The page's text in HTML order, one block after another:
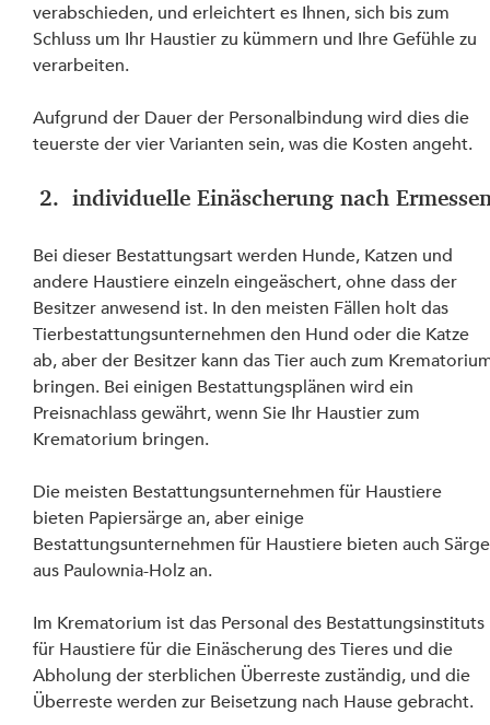
verabschieden, und erleichtert es Ihnen, sich bis zum
Schluss um Ihr Haustier zu kümmern und Ihre Gefühle zu
verarbeiten.
Aufgrund der Dauer der Personalbindung wird dies die
teuerste der vier Varianten sein, was die Kosten angeht.
2.  individuelle Einäscherung nach
Bei dieser Bestattungsart werden Hunde, Katzen und
andere Haustiere einzeln eingeäschert, ohne dass der
Besitzer anwesend ist. In den meisten Fällen holt das
Tierbestattungsunternehmen den Hund oder die Katze
ab, aber der Besitzer kann das Tier auch zum
bringen. Bei einigen Bestattungsplänen wird ein
Preisnachlass gewährt, wenn Sie Ihr Haustier zum
Krematorium bringen.
Die meisten Bestattungsunternehmen für Haustiere
bieten Papiersärge an, aber einige
Bestattungsunternehmen für Haustiere bieten auch
aus Paulownia-Holz an.
Im Krematorium ist das Personal des Bestattungsinstituts
für Haustiere für die Einäscherung des Tieres und die
Abholung der sterblichen Überreste zuständig, und die
Überreste werden zur Beisetzung nach Hause gebracht.